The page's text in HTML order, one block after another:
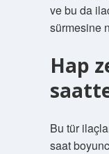
ve bu da
sürmesine
Hap
Bu tür
saat